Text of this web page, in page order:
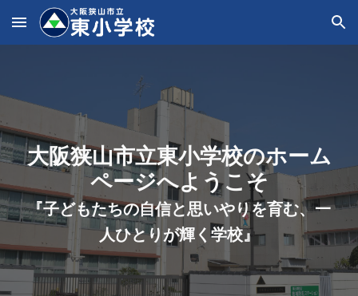
Skip to main content Skip to navigation
大阪狭山市立東小学校のホーム
ページへようこそ
『子どもたちの自信と思いやりを育む、一
人ひとりが輝く学校』